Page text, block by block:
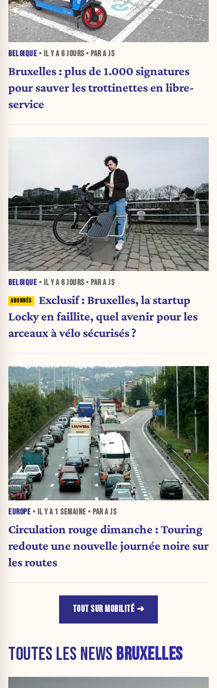
BELGIQUE • IL Y A 6 JOURS• PAR A JS
Bruxelles : plus de 1.000 signatures
pour sauver les trottinettes en libre-
service
BELGIQUE • IL Y A 6 JOURS• PAR A JS
Exclusif : Bruxelles, la startup
Locky en faillite, quel avenir pour les
arceaux à vélo sécurisés ?
EUROPE • IL Y A 1 SEMAINE • PAR A JS
Circulation rouge dimanche : Touring
redoute une nouvelle journée noire sur
les routes
TOUT SUR MOBILITÉ
TOUTES LES NEWS BRUXELLES